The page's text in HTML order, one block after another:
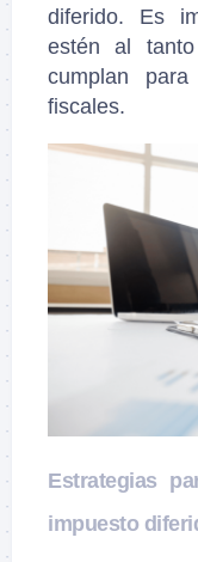
diferido. Es
estén al
cumplan
fiscales.
Estrategias
impuesto